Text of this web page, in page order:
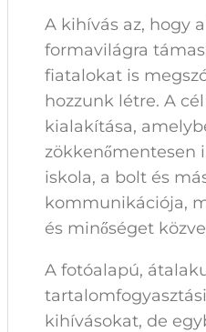
A kihívás az, hogy
formavilágra
fiatalokat is
hozzunk létre. A
kialakítása,
zökkenőmentesen
iskola, a bolt és
kommunikációja,
és minőséget
A fotóalapú,
kihívásokat, de